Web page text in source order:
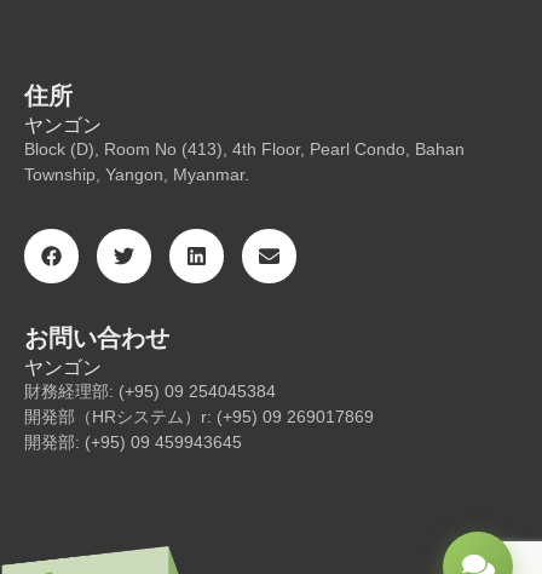
住所
ヤンゴン
Block (D), Room No (413), 4th Floor, Pearl Condo, Bahan
Township, Yangon, Myanmar.
お問い合わせ
ヤンゴン
財務経理部: (+95) 09 254045384
開発部（HRシステム）r: (+95) 09 269017869
開発部: (+95) 09 459943645